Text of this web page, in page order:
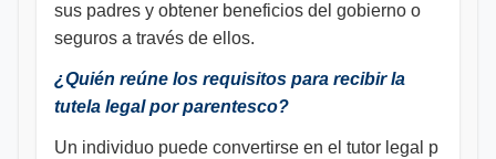
sus padres y obtener beneficios del gobierno o
seguros a través de ellos.
¿Quién reúne los requisitos para recibir la
tutela legal por parentesco?
Un individuo puede convertirse en el tutor legal p